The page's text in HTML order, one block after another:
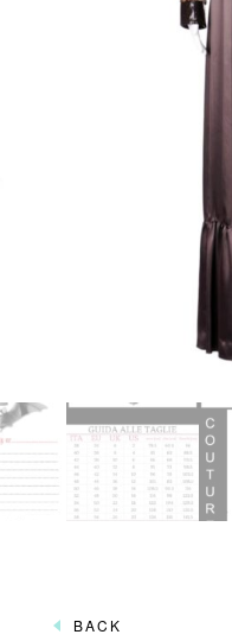
BACK